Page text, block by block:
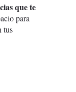
que te
para
tus